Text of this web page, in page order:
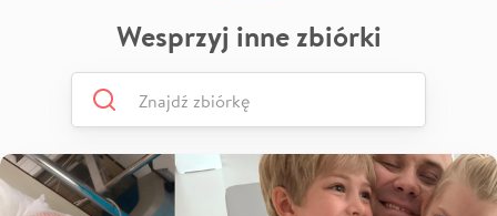
Wesprzyj inne zbiórki